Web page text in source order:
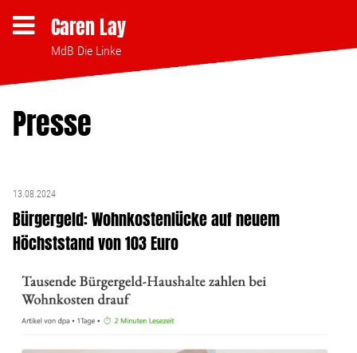
Caren Lay
MdB Die Linke
Clubsterben stoppen
Bodenpolitik
Presse
13.08.2024
Bürgergeld: Wohnkostenlücke auf neuem
Höchststand von 103 Euro